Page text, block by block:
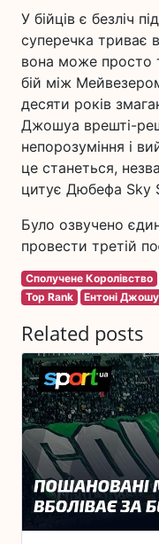
У бійців є безліч
суперечка триває
вона може просто
бій між
десяти років
Джошуа врешті-
непорозуміння і
це станеться,
цитує Дюбефа Sky
Було озвучено
провести третій
Сполучене Королівство
Top Rank
Ентоні
Related posts